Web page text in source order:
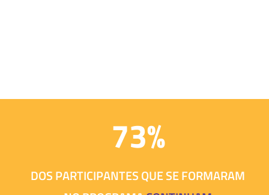
73%
DOS PARTICIPANTES QUE SE FORMARAM